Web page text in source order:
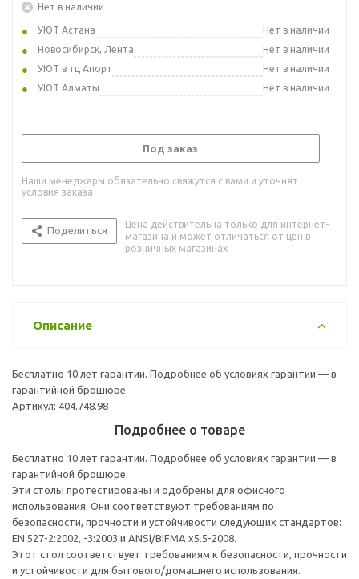
Нет в наличии
УЮТ Астана
Нет в наличии
Новосибирск, Лента
Нет в наличии
УЮТ в тц Апорт
Нет в наличии
УЮТ Алматы
Нет в наличии
Под заказ
Наши менеджеры обязательно свяжутся с вами и уточнят
условия заказа
Поделиться
Цена действительна только для интернет-
магазина и может отличаться от цен в
розничных магазинах
Описание
Бесплатно 10 лет гарантии. Подробнее об условиях гарантии — в
гарантийной брошюре.
Артикул: 404.748.98
Подробнее о товаре
Бесплатно 10 лет гарантии. Подробнее об условиях гарантии — в
гарантийной брошюре.
Эти столы протестированы и одобрены для офисного
использования. Они соответствуют требованиям по
безопасности, прочности и устойчивости следующих стандартов:
EN 527-2:2002, -3:2003 и ANSI/BIFMA x5.5-2008.
Этот стол соответствует требованиям к безопасности, прочности
и устойчивости для бытового/домашнего использования.